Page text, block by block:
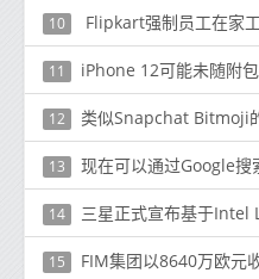
10 Flipkart强制员工在家
11 iPhone 12可能未随附
12 类似Snapchat Bitmoji的
13 现在可以通过Google搜
14 三星正式宣布基于Intel
15 FIM集团以8640万欧元